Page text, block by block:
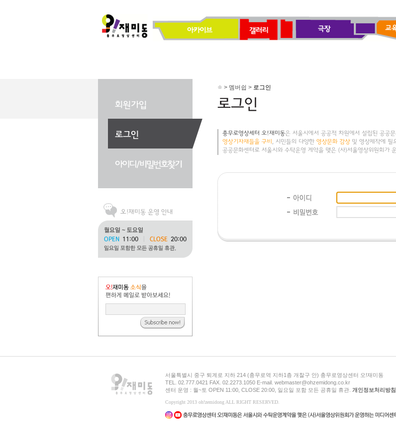
> 멤버쉽 > 로그인
서울특별시 중구 퇴계로 지하 214 (충무로역 지하1층 개찰구 안) 충무로영상센터 오!재미동
TEL. 02.777.0421 FAX. 02.2273.1050 E-mail. webmaster@ohzemidong.co.kr
센터 운영 : 월~토 OPEN 11:00, CLOSE 20:00, 일요일 포함 모든 공휴일 휴관. 개인정보처리방침
Copyright 2013 oh!zemidong ALL RIGHT RESERVED.